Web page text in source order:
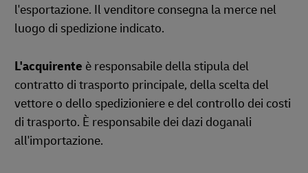
l'esportazione. Il venditore consegna la merce nel
luogo di spedizione indicato.
L'acquirente è responsabile della stipula del
contratto di trasporto principale, della scelta del
vettore o dello spedizioniere e del controllo dei costi
di trasporto. È responsabile dei dazi doganali
all'importazione.